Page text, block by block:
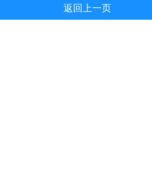
返回上一页